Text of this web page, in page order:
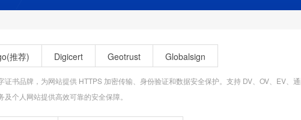
推荐) Digicert Geotrust Globalsign
书品牌，为网站提供 HTTPS 加密传输、身份验证和数据安全保护。支持 DV、OV、EV
个人网站提供高效可靠的安全保障。